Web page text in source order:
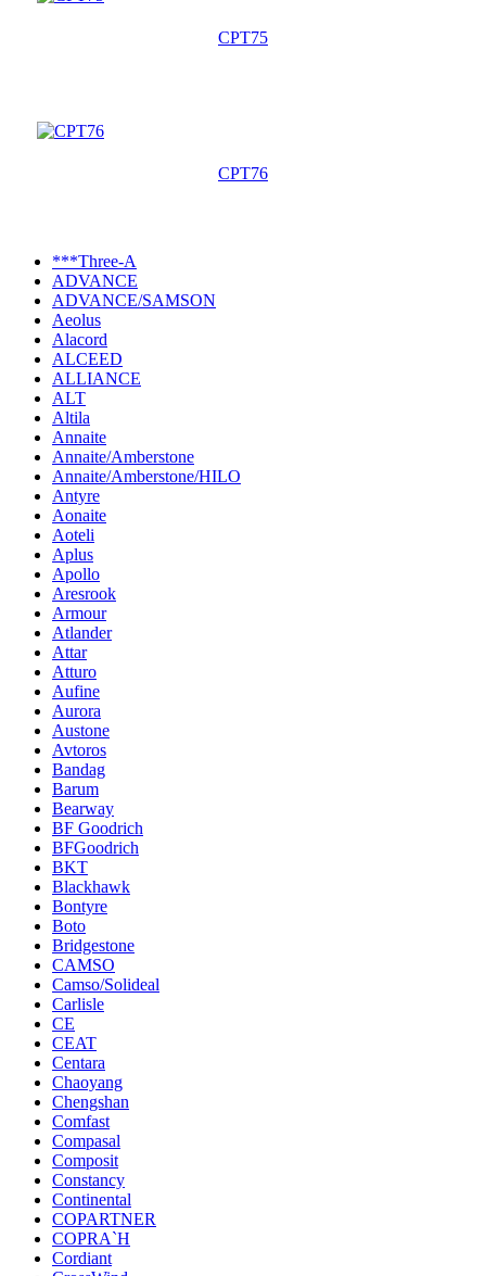
CPT75
CPT76
***Three-A
ADVANCE
ADVANCE/SAMSON
Aeolus
Alacord
ALCEED
ALLIANCE
ALT
Altila
Annaite
Annaite/Amberstone
Annaite/Amberstone/HILO
Antyre
Aonaite
Aoteli
Aplus
Apollo
Aresrook
Armour
Atlander
Attar
Atturo
Aufine
Aurora
Austone
Avtoros
Bandag
Barum
Bearway
BF Goodrich
BFGoodrich
BKT
Blackhawk
Bontyre
Boto
Bridgestone
CAMSO
Camso/Solideal
Carlisle
CE
CEAT
Centara
Chaoyang
Chengshan
Comfast
Compasal
Composit
Constancy
Continental
COPARTNER
COPRA`H
Cordiant